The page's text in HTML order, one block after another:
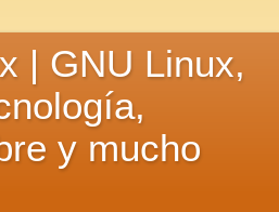
| GNU Linux,
y mucho